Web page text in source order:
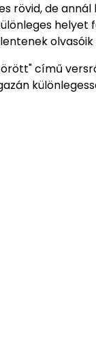
rövid, de
olvasóik
című